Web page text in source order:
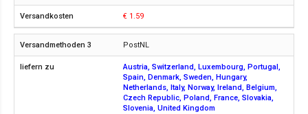
€ 1.59
PostNL
Austria, Switzerland, Luxembourg, Portugal,
Spain, Denmark, Sweden, Hungary,
Netherlands, Italy, Norway, Ireland, Belgium,
Czech Republic, Poland, France, Slovakia,
Slovenia, United Kingdom